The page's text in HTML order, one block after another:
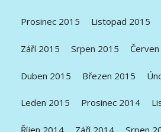
Prosinec 2015 Listopad 2015
Září 2015 Srpen 2015
Duben 2015 Březen 2015
Leden 2015 Prosinec 2014
Říjen 2014 Září 2014 Srpen